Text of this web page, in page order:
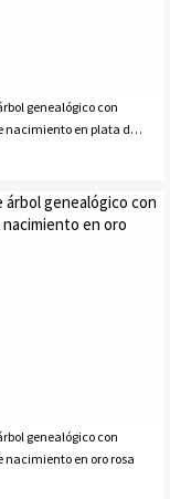
genealógico con
nacimiento en plata de
genealógico con
nacimiento en oro rosa